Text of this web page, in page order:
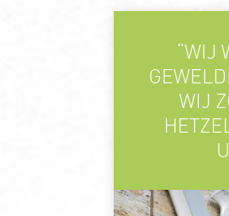
“WIJ
WIJ